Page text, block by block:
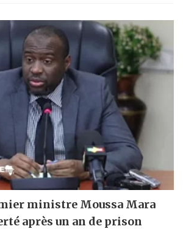
ministre Moussa Mara
après un an de prison